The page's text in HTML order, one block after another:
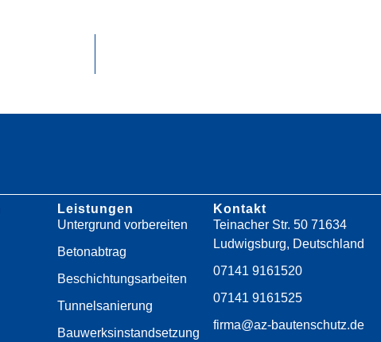
Leistungen
Untergrund vorbereiten
Betonabtrag
Beschichtungsarbeiten
Tunnelsanierung
Bauwerksinstandsetzung
Kontakt
Teinacher Str. 50 71634
Ludwigsburg, Deutschland
07141 9161520
07141 9161525
firma@az-bautenschutz.de